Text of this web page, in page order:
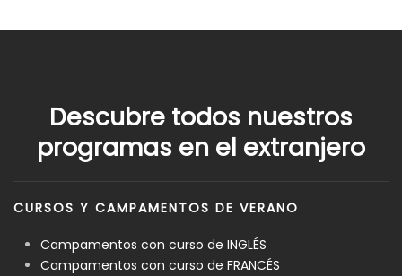
Descubre todos nuestros
programas en el extranjero
CURSOS Y CAMPAMENTOS DE VERANO
Campamentos con curso de INGLÉS
Campamentos con curso de FRANCÉS